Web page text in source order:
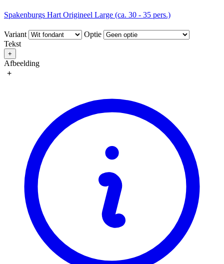
Spakenburgs Hart Origineel Large (ca. 30 - 35 pers.)
Variant
Optie
Tekst
+
Afbeelding
+